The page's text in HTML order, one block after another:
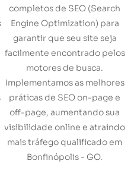
completos de SEO (Search
Engine Optimization) para
garantir que seu site seja
facilmente encontrado pelos
motores de busca.
Implementamos as melhores
práticas de SEO on-page e
off-page, aumentando sua
visibilidade online e atraindo
mais tráfego qualificado em
Bonfinópolis - GO.